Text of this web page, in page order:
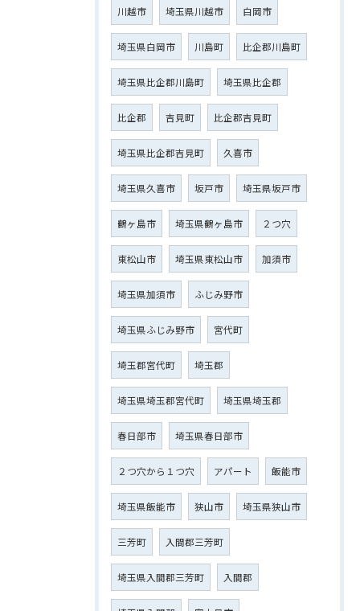
川越市 埼玉県川越市 白岡市
埼玉県白岡市 川島町 比企郡川島町
埼玉県比企郡川島町 埼玉県比企郡
比企郡 吉見町 比企郡吉見町
埼玉県比企郡吉見町 久喜市
埼玉県久喜市 坂戸市 埼玉県坂戸市
鶴ヶ島市 埼玉県鶴ヶ島市 ２つ穴
東松山市 埼玉県東松山市 加須市
埼玉県加須市 ふじみ野市
埼玉県ふじみ野市 宮代町
埼玉郡宮代町 埼玉郡
埼玉県埼玉郡宮代町 埼玉県埼玉郡
春日部市 埼玉県春日部市
２つ穴から１つ穴 アパート 飯能市
埼玉県飯能市 狭山市 埼玉県狭山市
三芳町 入間郡三芳町
埼玉県入間郡三芳町 入間郡